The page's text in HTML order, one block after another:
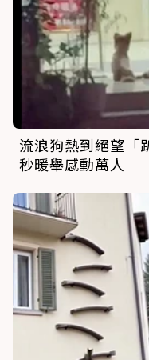
流浪狗熱到絕望
秒暖舉感動萬人